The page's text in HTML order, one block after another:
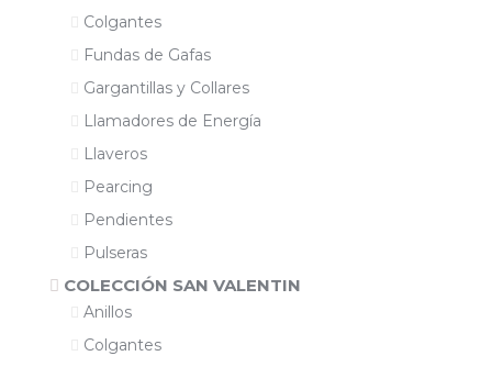
Colgantes
Fundas de Gafas
Gargantillas y Collares
Llamadores de Energía
Llaveros
Pearcing
Pendientes
Pulseras
COLECCIÓN SAN VALENTIN
Anillos
Colgantes